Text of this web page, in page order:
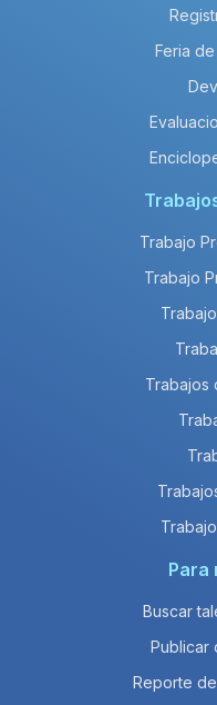
Feria
Trabajo
Trabajo
Trabajos
Para
Buscar
Publicar
Reporte